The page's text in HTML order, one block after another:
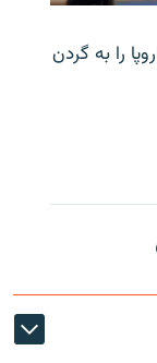
را به گردن